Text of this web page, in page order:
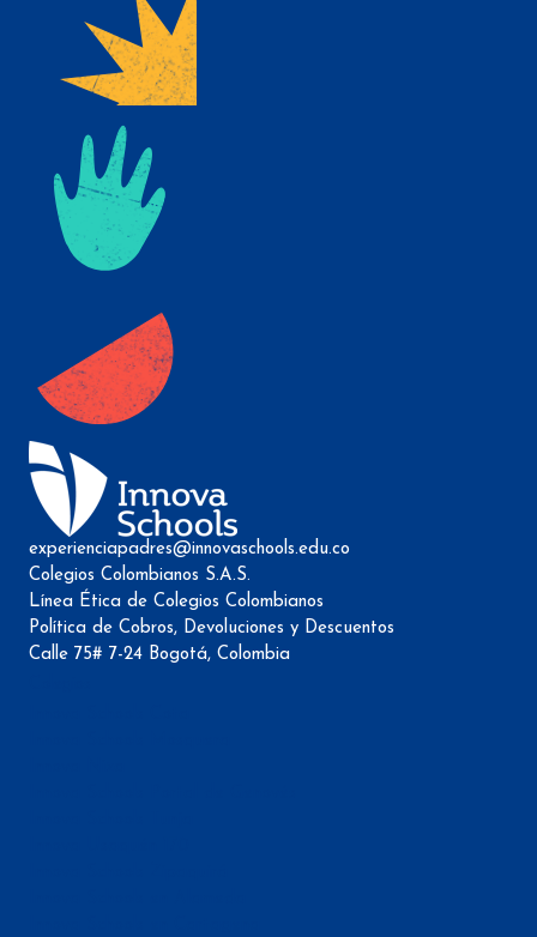
experienciapadres@innovaschools.edu.co
Colegios Colombianos S.A.S.
Línea Ética de Colegios Colombianos
Política de Cobros, Devoluciones y Descuentos
Calle 75# 7-24 Bogotá, Colombia